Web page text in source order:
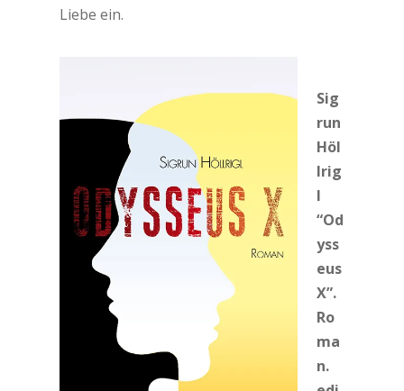
Liebe ein.
Sig
run
Höl
lrig
l
“Od
yss
eus
X”.
Ro
ma
n.